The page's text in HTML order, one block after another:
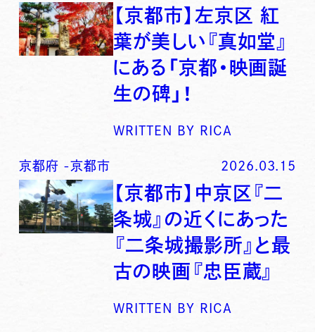
【京都市】左京区 紅
葉が美しい『真如堂』
にある「京都・映画誕
生の碑」！
WRITTEN BY RICA
京都府 -京都市 2026.03.15
【京都市】中京区『二
条城』の近くにあった
『二条城撮影所』と最
古の映画『忠臣蔵』
WRITTEN BY RICA